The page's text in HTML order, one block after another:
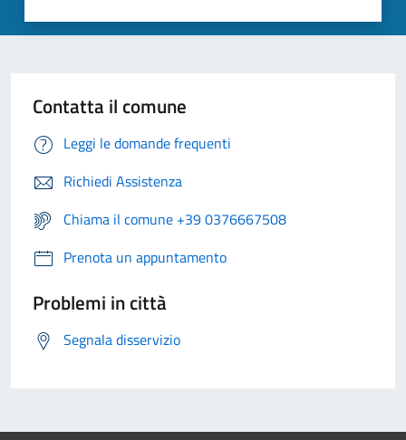
Contatta il comune
Leggi le domande frequenti
Richiedi Assistenza
Chiama il comune +39 0376667508
Prenota un appuntamento
Problemi in città
Segnala disservizio